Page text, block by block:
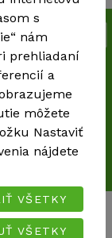
v konštrukcii
obmedzenia
s
nám
prehliadaní
a
môžete
Nastaviť
nájdete
VŠETKY
VŠETKY